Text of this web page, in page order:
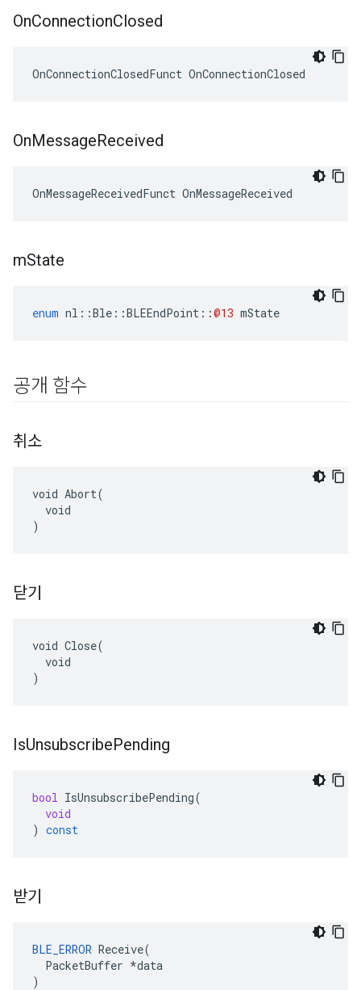
OnConnectionClosed
OnConnectionClosedFunct OnConnectionClosed
OnMessageReceived
OnMessageReceivedFunct OnMessageReceived
mState
enum nl ::Ble ::BLEEndPoint ::@13 mState
공개 함수
취소
void Abort(
  void
)
닫기
void Close(
  void
)
IsUnsubscribePending
bool IsUnsubscribePending(
void
) const
받기
BLE_ERROR Receive(
  PacketBuffer *data
)